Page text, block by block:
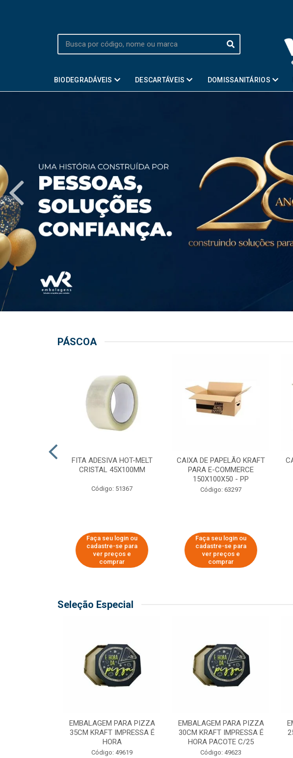
BIODEGRADÁVEIS DESCARTÁVEIS DOMISSANITÁRIOS
PÁSCOA
FITA ADESIVA HOT-MELT
CRISTAL 45X100MM
Código: 51367
Faça seu login ou
cadastre-se para
ver preços e
comprar
CAIXA DE PAPELÃO KRAFT
PARA E-COMMERCE
150X100X50 - PP
Código: 63297
Faça seu login ou
cadastre-se para
ver preços e
comprar
Seleção Especial
EMBALAGEM PARA PIZZA
35CM KRAFT IMPRESSA É
HORA
Código: 49619
EMBALAGEM PARA PIZZA
30CM KRAFT IMPRESSA É
HORA PACOTE C/25
Código: 49623